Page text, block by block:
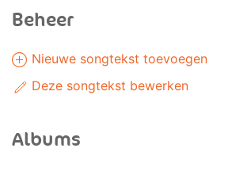
Beheer
Nieuwe songtekst toevoegen
Deze songtekst bewerken
Albums